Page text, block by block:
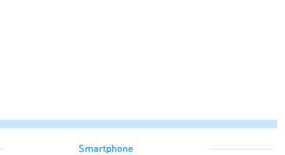
Smartphone